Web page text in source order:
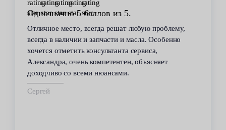
Однозначно 5 баллов из 5.
Отличное место, всегда решат любую проблему,
всегда в наличии и запчасти и масла. Особенно
хочется отметить консультанта сервиса,
Александра, очень компетентен, объясняет
доходчиво со всеми нюансами.
Сергей